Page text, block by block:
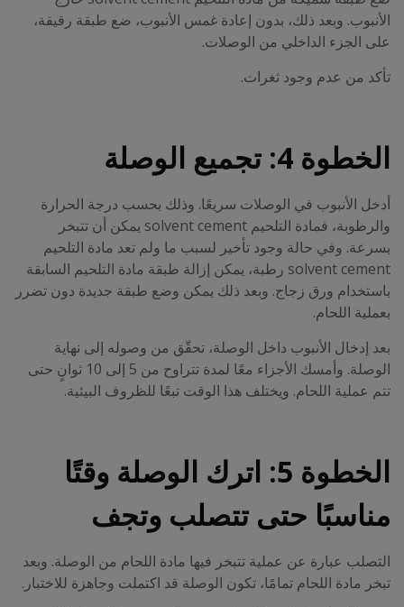
الأنبوب. وبعد ذلك، بدون إعادة غمس الأنبوب، ضع طبقة رقيقة،
على الجزء الداخلي من الوصلات.
تأكد من عدم وجود ثغرات.
الخطوة 4: تجميع الوصلة
أدخل الأنبوب في الوصلات سريعًا. وذلك بحسب درجة الحرارة
والرطوبة، فمادة التلحيم solvent cement يمكن أن تتبخر
بسرعة. وفي حالة وجود تأخير لسبب ما ولم تعد مادة التلحيم
solvent cement رطبة، يمكن إزالة طبقة مادة التلحيم السابقة
باستخدام ورق زجاج. وبعد ذلك يمكن وضع طبقة جديدة دون تضرر
بعملية اللحام.
بعد إدخال الأنبوب داخل الوصلة، تحقّق من وصوله إلى نهاية
الوصلة. وأمسك الأجزاء معًا لمدة تتراوح من 5 إلى 10 ثوانٍ حتى
تتم عملية اللحام. ويختلف هذا الوقت تبعًا للظروف البيئية.
الخطوة 5: اترك الوصلة وقتًا
مناسبًا حتى تتصلب وتجف
التصلب عبارة عن عملية تتبخر فيها مادة اللحام من الوصلة. وبعد
تبخر مادة اللحام تمامًا، تكون الوصلة قد اكتملت وجاهزة للاختبار.